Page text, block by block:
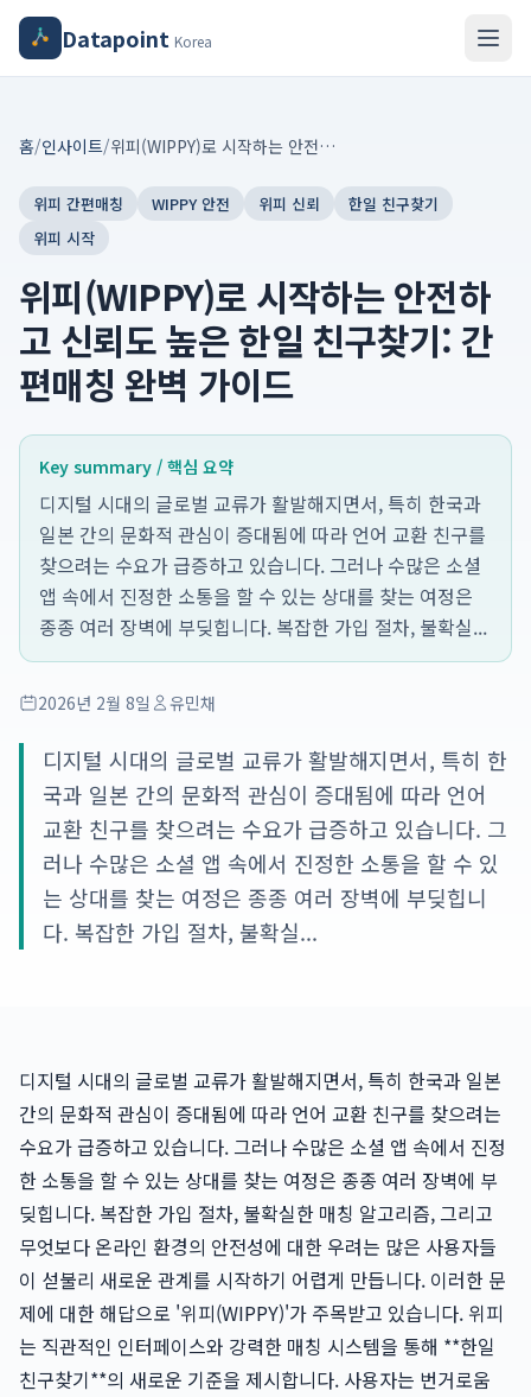
Datapoint Korea
홈/인사이트/ 위피(WIPPY)로 시작하는 안전하고 신뢰도 높은 한일 친구찾기: 간편매칭 완벽 가이드
위피 간편매칭 WIPPY 안전 위피 신뢰
한일 친구찾기
위피 시작
위피(WIPPY)로 시작하는 안전하
고 신뢰도 높은 한일 친구찾기: 간
편매칭 완벽 가이드
Key summary / 핵심 요약
디지털 시대의 글로벌 교류가 활발해지면서, 특히 한국과
일본 간의 문화적 관심이 증대됨에 따라 언어 교환 친구를
찾으려는 수요가 급증하고 있습니다. 그러나 수많은 소셜
앱 속에서 진정한 소통을 할 수 있는 상대를 찾는 여정은
종종 여러 장벽에 부딪힙니다. 복잡한 가입 절차, 불확실...
2026년 2월 8일 유민채
디지털 시대의 글로벌 교류가 활발해지면서, 특히 한
국과 일본 간의 문화적 관심이 증대됨에 따라 언어
교환 친구를 찾으려는 수요가 급증하고 있습니다. 그
러나 수많은 소셜 앱 속에서 진정한 소통을 할 수 있
는 상대를 찾는 여정은 종종 여러 장벽에 부딪힙니
다. 복잡한 가입 절차, 불확실...
디지털 시대의 글로벌 교류가 활발해지면서, 특히 한국과 일본
간의 문화적 관심이 증대됨에 따라 언어 교환 친구를 찾으려는
수요가 급증하고 있습니다. 그러나 수많은 소셜 앱 속에서 진정
한 소통을 할 수 있는 상대를 찾는 여정은 종종 여러 장벽에 부
딪힙니다. 복잡한 가입 절차, 불확실한 매칭 알고리즘, 그리고
무엇보다 온라인 환경의 안전성에 대한 우려는 많은 사용자들
이 섣불리 새로운 관계를 시작하기 어렵게 만듭니다. 이러한 문
제에 대한 해답으로 '위피(WIPPY)'가 주목받고 있습니다. 위피
는 직관적인 인터페이스와 강력한 매칭 시스템을 통해 **한일
친구찾기**의 새로운 기준을 제시합니다. 사용자는 번거로움